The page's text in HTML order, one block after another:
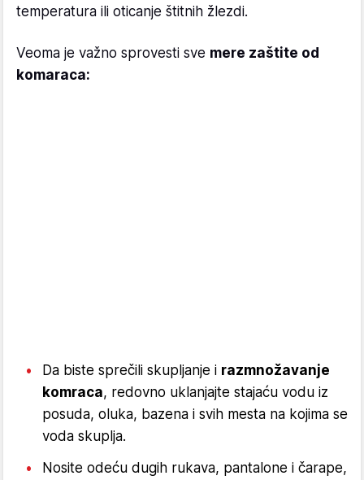
temperatura ili oticanje štitnih žlezdi.
Veoma je važno sprovesti sve mere zaštite od
komaraca:
Da biste sprečili skupljanje i razmnožavanje
komraca, redovno uklanjajte stajaću vodu iz
posuda, oluka, bazena i svih mesta na kojima se
voda skuplja.
Nosite odeću dugih rukava, pantalone i čarape,